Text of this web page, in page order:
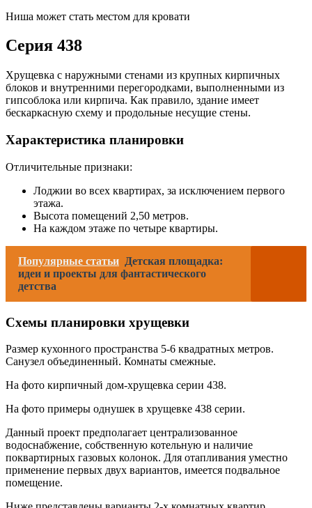
Ниша может стать местом для кровати
Серия 438
Хрущевка с наружными стенами из крупных кирпичных
блоков и внутренними перегородками, выполненными из
гипсоблока или кирпича. Как правило, здание имеет
бескаркасную схему и продольные несущие стены.
Характеристика планировки
Отличительные признаки:
Лоджии во всех квартирах, за исключением первого
этажа.
Высота помещений 2,50 метров.
На каждом этаже по четыре квартиры.
Популярные статьи Детская площадка:
идеи и проекты для фантастического
детства
Схемы планировки хрущевки
Размер кухонного пространства 5-6 квадратных метров.
Санузел объединенный. Комнаты смежные.
На фото кирпичный дом-хрущевка серии 438.
На фото примеры однушек в хрущевке 438 серии.
Данный проект предполагает централизованное
водоснабжение, собственную котельную и наличие
поквартирных газовых колонок. Для отапливания уместно
применение первых двух вариантов, имеется подвальное
помещение.